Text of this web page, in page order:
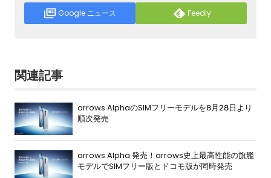
Google ニュース Feedly
関連記事
arrows AlphaのSIMフリーモデルを8月28日より
順次発売
arrows Alpha 発売！arrows史上最高性能の旗艦
モデルでSIMフリー版とドコモ版が同時発売